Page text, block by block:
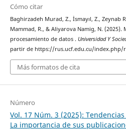
Cómo citar
Baghirzadeh Murad, Z., İsmayıl, Z., Zeynab
Mammad, R., & Aliyarova Namig, N.
procesamiento de datos . Universidad Y
partir de https://rus.ucf.edu.cu/index.php/
Más formatos de cita
Número
Vol. 17 Núm. 3 (2025):
La importancia de sus